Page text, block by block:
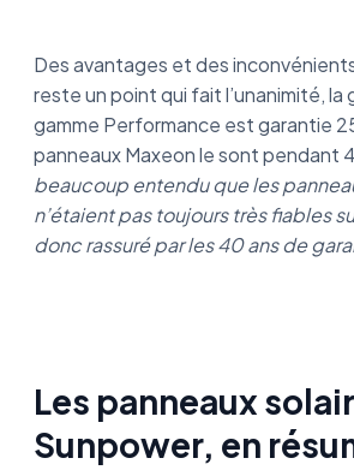
Des avantages et des
reste un point qui fait l’unanimité, la
gamme Performance est garantie
panneaux Maxeon le sont pendant
beaucoup entendu que les
n’étaient pas toujours très fiables
donc rassuré par les 40 ans de
Les panneaux
Sunpower, en